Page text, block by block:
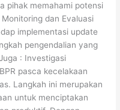
pihak memahami potensi
dan Evaluasi
implementasi update
pengendalian yang
: Investigasi
pasca kecelakaan
Langkah ini merupakan
untuk menciptakan